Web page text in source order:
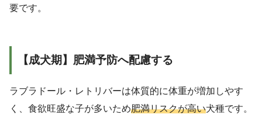
要です。
【成犬期】肥満予防へ配慮する
ラブラドール・レトリバーは体質的に体重が増加しやす
く、食欲旺盛な子が多いため肥満リスクが高い犬種です。